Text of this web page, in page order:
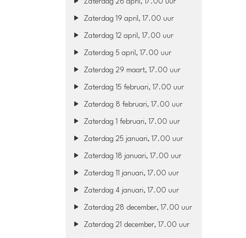
Zaterdag 26 april, 17.00 uur
Zaterdag 19 april, 17.00 uur
Zaterdag 12 april, 17.00 uur
Zaterdag 5 april, 17.00 uur
Zaterdag 29 maart, 17.00 uur
Zaterdag 15 februari, 17.00 uur
Zaterdag 8 februari, 17.00 uur
Zaterdag 1 februari, 17.00 uur
Zaterdag 25 januari, 17.00 uur
Zaterdag 18 januari, 17.00 uur
Zaterdag 11 januari, 17.00 uur
Zaterdag 4 januari, 17.00 uur
Zaterdag 28 december, 17.00 uur
Zaterdag 21 december, 17.00 uur